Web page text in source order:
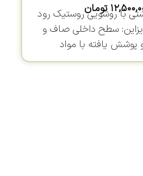
تومان
با روشویی روستیک رود
سطح داخلی صاف و
پوشش یافته با مواد